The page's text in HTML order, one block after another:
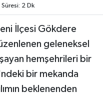
2 Dk
İlçesi Gökdere
geleneksel
hemşehrileri bir
bir mekanda
beklenenden